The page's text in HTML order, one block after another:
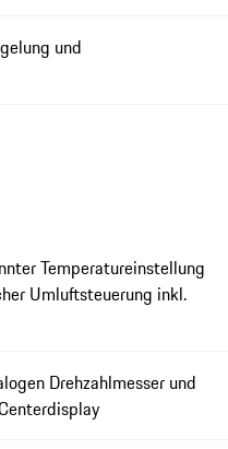
und
Temperatureinstellung
Umluftsteuerung inkl.
Drehzahlmesser und